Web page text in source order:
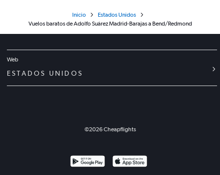
Inicio
Estados Unidos
Vuelos baratos de Adolfo Suárez Madrid-Barajas a Bend/Redmond
Web
ESTADOS UNIDOS
©2026Cheapflights